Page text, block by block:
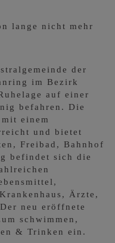
lange nicht mehr
der
im Bezirk
auf einer
befahren. Die
einem
und bietet
Freibad, Bahnhof
befindet sich die
Ärzte,
neu eröffnete
schwimmen,
& Trinken ein.